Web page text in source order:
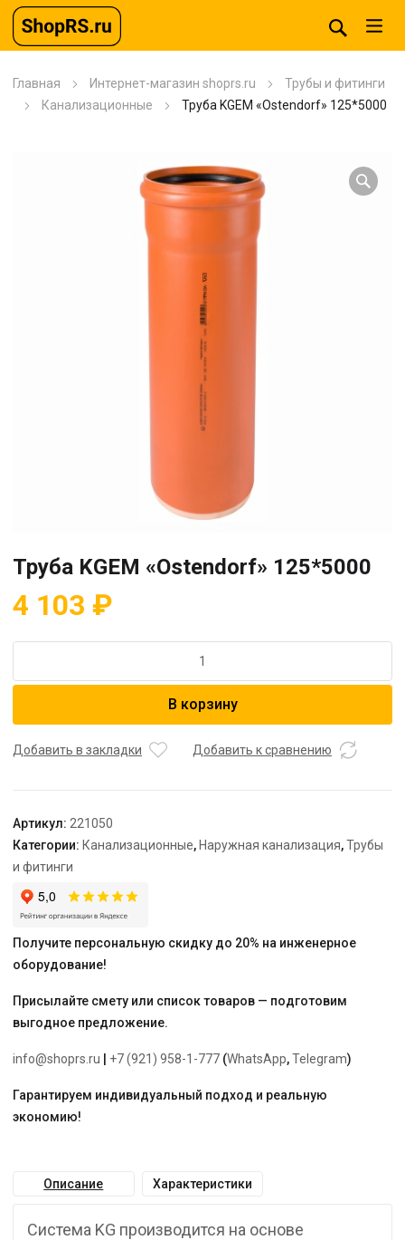
Главная Интернет-магазин shoprs.ru
Трубы и фитинги
Канализационные
Труба KGEM «Ostendorf» 125*5000
Труба KGEM «Ostendorf» 125*5000
4 103 ₽
Труба
125*5000
В корзину
Добавить в закладки Добавить к сравнению
Артикул: 221050
Категории: Канализационные, Наружная канализация,Трубы
и фитинги
Получите персональную скидку до 20% на инженерное
оборудование!
Присылайте смету или список товаров — подготовим
выгодное предложение.
info@shoprs.ru +7 (921) 958-1-777 (WhatsApp,Telegram)
Гарантируем индивидуальный подход и реальную
экономию!
Описание Характеристики
Система KG производится на основе